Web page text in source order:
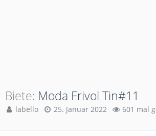
Biete Moda Frivol Tin#11
labello 25. Januar 2022 601 mal